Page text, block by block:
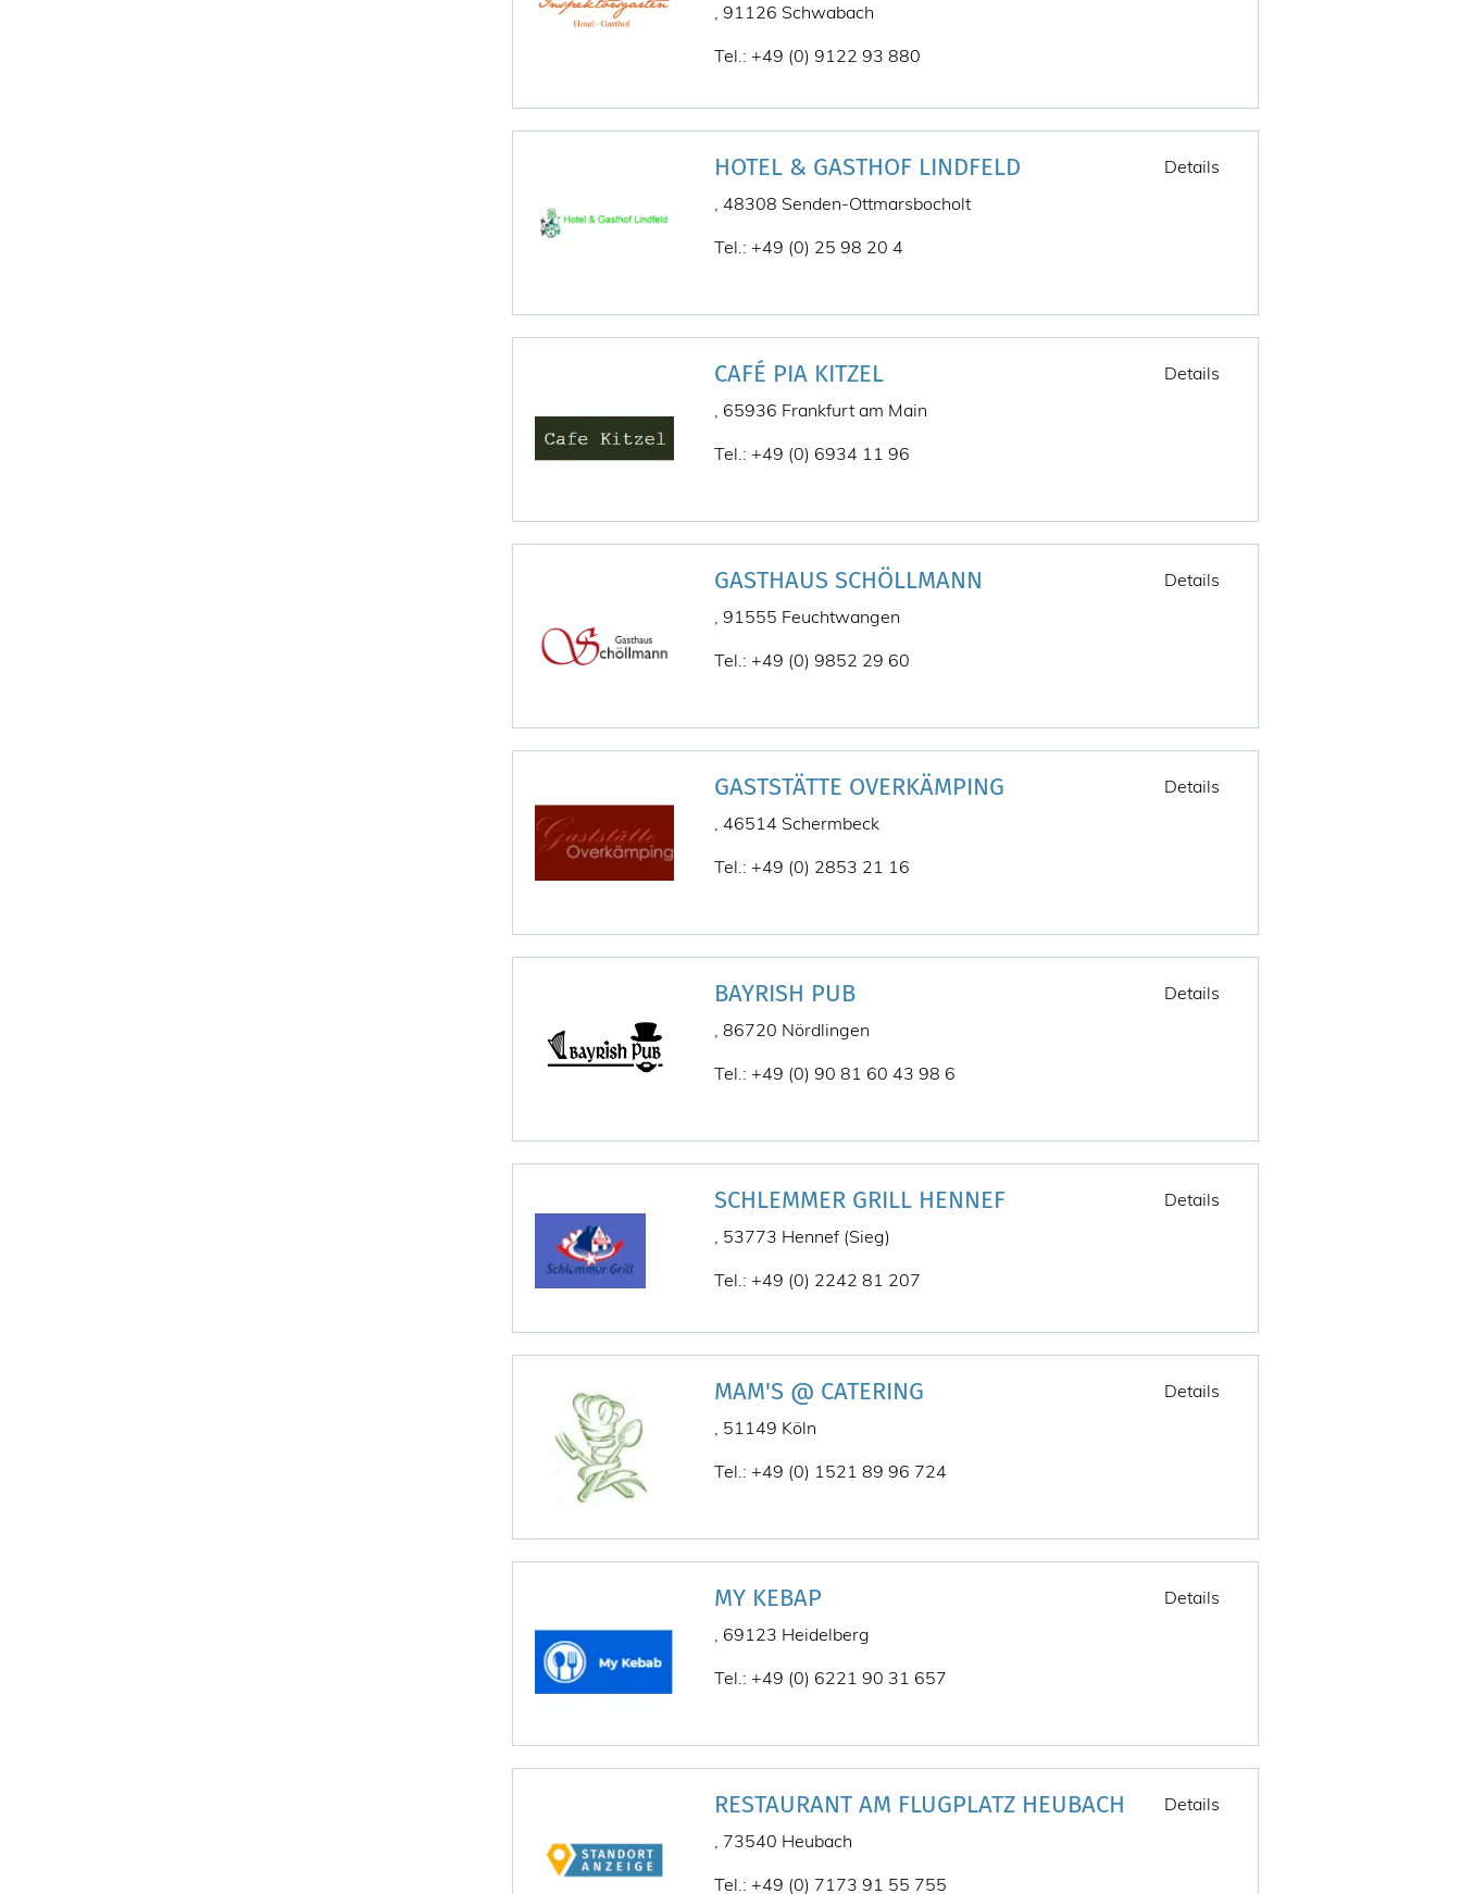
, 91126 Schwabach
Tel.: +49 (0) 9122 93 880
Details
HOTEL & GASTHOF LINDFELD
, 48308 Senden-Ottmarsbocholt
Tel.: +49 (0) 25 98 20 4
Details
CAFÉ PIA KITZEL
, 65936 Frankfurt am Main
Tel.: +49 (0) 6934 11 96
Details
GASTHAUS SCHÖLLMANN
, 91555 Feuchtwangen
Tel.: +49 (0) 9852 29 60
Details
GASTSTÄTTE OVERKÄMPING
, 46514 Schermbeck
Tel.: +49 (0) 2853 21 16
Details
BAYRISH PUB
, 86720 Nördlingen
Tel.: +49 (0) 90 81 60 43 98 6
Details
SCHLEMMER GRILL HENNEF
, 53773 Hennef (Sieg)
Tel.: +49 (0) 2242 81 207
Details
MAM'S @ CATERING
, 51149 Köln
Tel.: +49 (0) 1521 89 96 724
Details
MY KEBAP
, 69123 Heidelberg
Tel.: +49 (0) 6221 90 31 657
Details
RESTAURANT AM FLUGPLATZ HEUBACH
, 73540 Heubach
Tel.: +49 (0) 7173 91 55 755